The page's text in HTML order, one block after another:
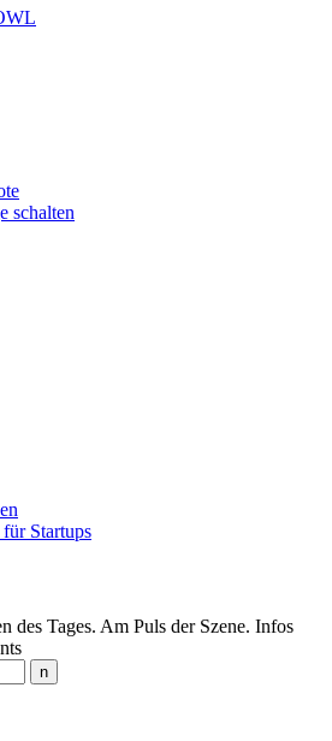
schalten
Startups
des Tages. Am Puls der Szene. Infos